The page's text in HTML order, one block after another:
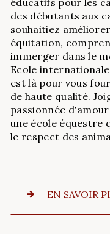
éducatifs pour les
des débutants aux
souhaitiez
équitation,
immerger dans le
Ecole
est là pour vous
de haute qualité.
passionnée
une école équestre
le respect des
EN SAVOIR